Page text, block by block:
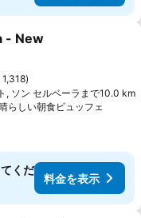
に追加
- New
1,318
, ソン セルベーラまで10.0 km
らしい朝食ビュッフェ
くだ
料金を表示